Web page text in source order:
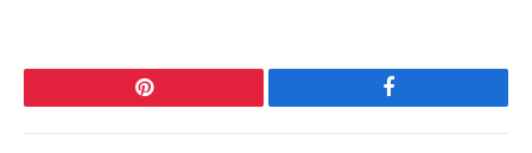
Pinterest Facebook